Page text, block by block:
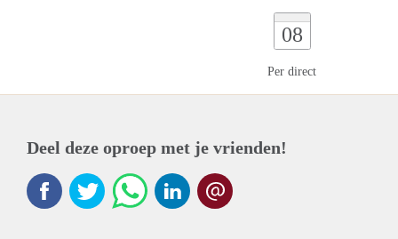
08
Per direct
Deel deze oproep met je vrienden!